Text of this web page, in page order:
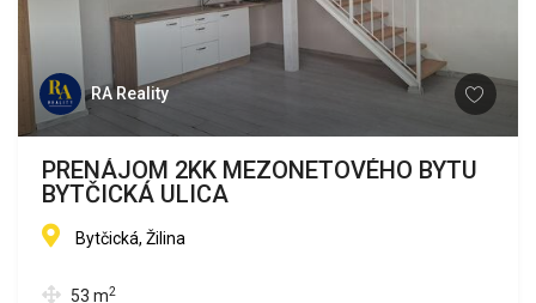
RA Reality
PRENÁJOM 2KK MEZONETOVÉHO BYTU
BYTČICKÁ ULICA
Bytčická, Žilina
53 m2